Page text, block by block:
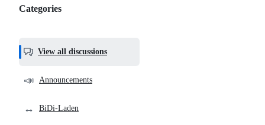
Categories,
helpful,
and
community
Categories
View all discussions
📣 Announcements
↔️ BiDi-Laden